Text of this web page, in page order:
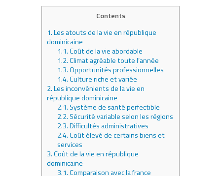
Contents
1.Les atouts de la vie en république
dominicaine
1.1.Coût de la vie abordable
1.2.Climat agréable toute l’année
1.3.Opportunités professionnelles
1.4.Culture riche et variée
2.Les inconvénients de la vie en
république dominicaine
2.1.Système de santé perfectible
2.2.Sécurité variable selon les régions
2.3.Difficultés administratives
2.4.Coût élevé de certains biens et
services
3.Coût de la vie en république
dominicaine
3.1.Comparaison avec la france